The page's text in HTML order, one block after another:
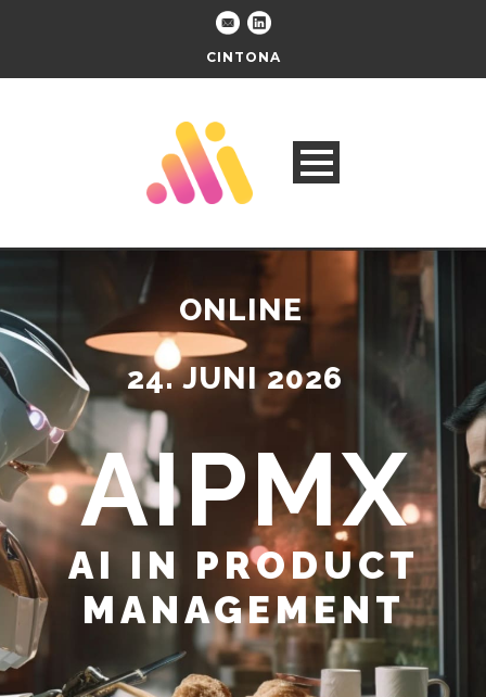
CINTONA
AIPMX
AI IN PRODUCT
MANAGEMENT
24. JUNI 2026
ONLINE